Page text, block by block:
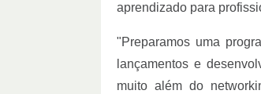
aprendizado para
"Preparamos uma
lançamentos e
muito além do